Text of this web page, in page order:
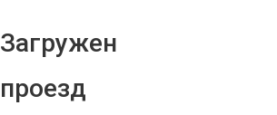
Загружен
проезд